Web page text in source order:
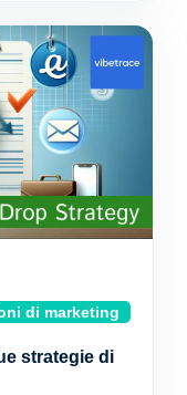
di marketing
strategie di